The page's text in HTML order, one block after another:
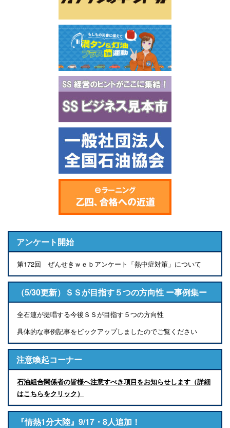
アンケート開始
第172回 ぜんせきｗｅｂアンケート「熱中症対策」について
（5/30更新）ＳＳが目指す５つの方向性 ー事例集ー
全石連が提唱する今後ＳＳが目指す５つの方向性
具体的な事例記事をピックアップしましたのでご覧ください
注意喚起コーナー
石油組合関係者の皆様へ注意すべき項目をお知らせします（詳細
はこちらをクリック）
『情熱1分大陸』9/17・8人追加！